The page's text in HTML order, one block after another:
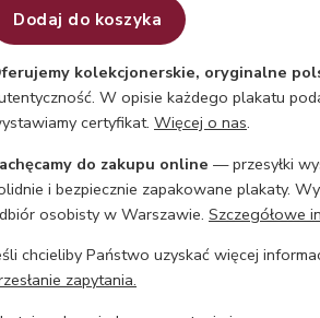
Dodaj do koszyka
kolekcjonerskie, oryginalne
W opisie każdego plakatu
certyfikat. Więcej o nas.
do zakupu online — przesyłki
i bezpiecznie zapakowane plakaty.
osobisty w Warszawie. Szczegółowe
chcieliby Państwo uzyskać więcej
zapytania.